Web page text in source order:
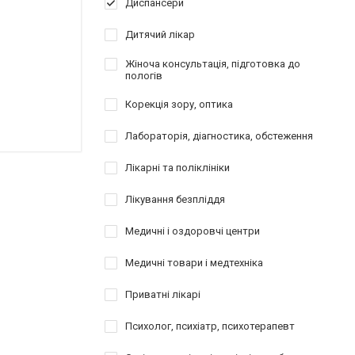
Диспансери
Дитячий лікар
Жіноча консультація, підготовка до
пологів
Корекція зору, оптика
Лабораторія, діагностика, обстеження
Лікарні та поліклініки
Лікування безпліддя
Медичні і оздоровчі центри
Медичні товари і медтехніка
Приватні лікарі
Психолог, психіатр, психотерапевт